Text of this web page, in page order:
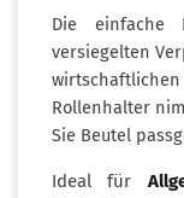
Die einfache
versiegelten
Rollenhalter
Sie Beutel
Ideal für